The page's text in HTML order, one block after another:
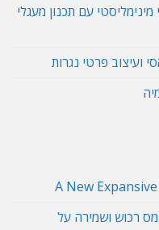
עם תכנון מעגלי
ועיצוב פרטי נגרות
A New
רכוש ושמירה על